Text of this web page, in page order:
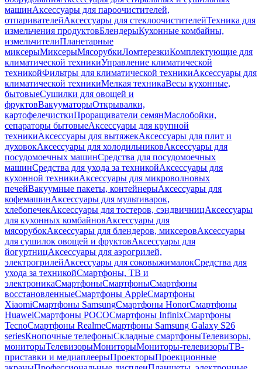
машинАксессуары для пароочистителей,
отпаривателейАксессуары для стеклоочистителейТехника для
измельчения продуктовБлендерыКухонные комбайны,
измельчителиПланетарные
миксерыМиксерыМясорубкиЛомтерезкиКомплектующие для
климатической техникиУправление климатической
техникойФильтры для климатической техникиАксессуары для
климатической техникиМелкая техникаВесы кухонные,
бытовыеСушилки для овощей и
фруктовВакууматорыОткрывалки,
картофелечисткиПроращиватели семянМаслобойки,
сепараторы бытовыеАксессуары для крупной
техникиАксессуары для вытяжекАксессуары для плит и
духовокАксессуары для холодильниковАксессуары для
посудомоечных машинСредства для посудомоечных
машинСредства для ухода за техникойАксессуары для
кухонной техникиАксессуары для микроволновых
печейВакуумные пакеты, контейнерыАксессуары для
кофемашинАксессуары для мультиварок,
хлебопечекАксессуары для тостеров, сэндвичницАксессуары
для кухонных комбайновАксессуары для
мясорубокАксессуары для блендеров, миксеровАксессуары
для сушилок овощей и фруктовАксессуары для
йогуртницАксессуары для аэрогрилей,
электрогрилейАксессуары для соковыжималокСредства для
ухода за техникойСмартфоны, ТВ и
электроникаСмартфоныСмартфоныСмартфоны
восстановленныеСмартфоны AppleСмартфоны
XiaomiСмартфоны SamsungСмартфоны HonorСмартфоны
HuaweiСмартфоны POCOСмартфоны InfinixСмартфоны
TecnoСмартфоны RealmeСмартфоны Samsung Galaxy S26
seriesКнопочные телефоныСкладные смартфоныТелевизоры,
мониторыТелевизорыМониторыМониторы-телевизорыТВ-
приставки и медиаплеерыПроекторыПроекционные